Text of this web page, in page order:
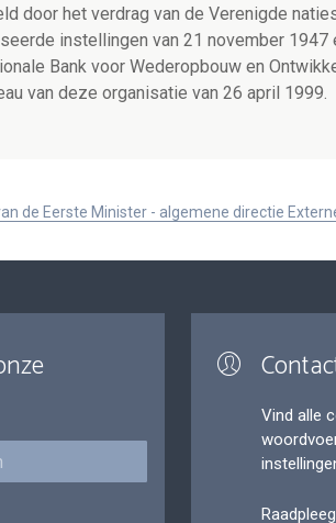
door het verdrag van de Verenigde
instellingen van 21 november 1947
Bank voor Wederopbouw en
van deze organisatie van 26 april 1999.
de Eerste Minister - algemene directie
Vind alle